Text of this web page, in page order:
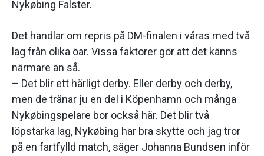
Nykøbing Falster.
Det handlar om repris på DM-finalen i våras med två
lag från olika öar. Vissa faktorer gör att det känns
närmare än så.
– Det blir ett härligt derby. Eller derby och derby,
men de tränar ju en del i Köpenhamn och många
Nykøbingspelare bor också här. Det blir två
löpstarka lag, Nykøbing har bra skytte och jag tror
på en fartfylld match, säger Johanna Bundsen inför